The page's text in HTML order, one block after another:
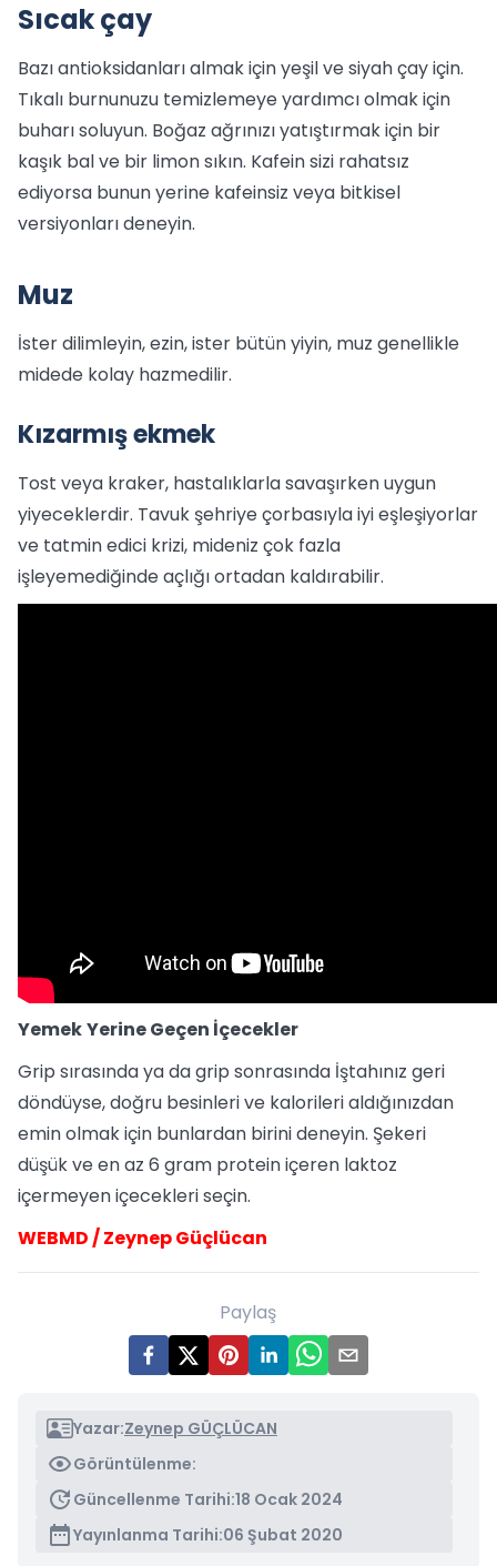
Sıcak çay
Bazı antioksidanları almak için yeşil ve siyah çay için.
Tıkalı burnunuzu temizlemeye yardımcı olmak için
buharı soluyun. Boğaz ağrınızı yatıştırmak için bir
kaşık bal ve bir limon sıkın. Kafein sizi rahatsız
ediyorsa bunun yerine kafeinsiz veya bitkisel
versiyonları deneyin.
Muz
İster dilimleyin, ezin, ister bütün yiyin, muz genellikle
midede kolay hazmedilir.
Kızarmış ekmek
Tost veya kraker, hastalıklarla savaşırken uygun
yiyeceklerdir. Tavuk şehriye çorbasıyla iyi eşleşiyorlar
ve tatmin edici krizi, mideniz çok fazla
işleyemediğinde açlığı ortadan kaldırabilir.
YemekYerine Geçen İçecekler
Grip sırasında ya da grip sonrasında İştahınız geri
döndüyse, doğru besinleri ve kalorileri aldığınızdan
emin olmak için bunlardan birini deneyin. Şekeri
düşük ve en az 6 gram protein içeren laktoz
içermeyen içecekleri seçin.
WEBMD / Zeynep Güçlücan
Paylaş
Yazar:Zeynep GÜÇLÜCAN
Görüntülenme:
Güncellenme Tarihi:18 Ocak 2024
Yayınlanma Tarihi:06 Şubat 2020